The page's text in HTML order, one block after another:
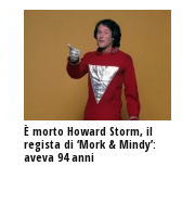
È morto Howard Storm, il
regista di ‘Mork & Mindy’:
aveva 94 anni